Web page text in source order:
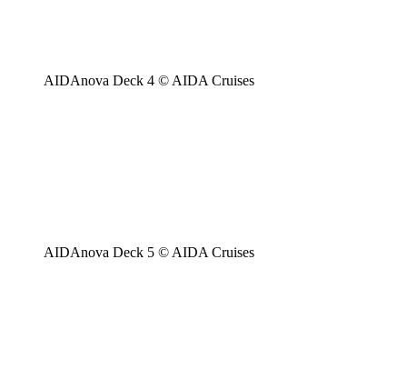
AIDAnova Deck 4 © AIDA Cruises
AIDAnova Deck 5 © AIDA Cruises